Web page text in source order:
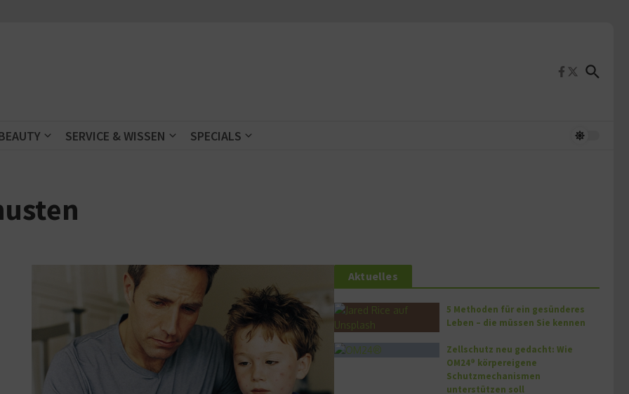
SERVICE & WISSEN SPECIALS
Aktuelles
5 Methoden für ein gesünderes
Leben – die müssen Sie kennen
Zellschutz neu gedacht: Wie
OM24® körpereigene
Schutzmechanismen
unterstützen soll